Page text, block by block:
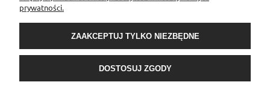
O NAS
Sklep Elementownia |Al. Niepodległości 76/78, 02-626 Warszawa, woj.
prywatności.
ZAAKCEPTUJ TYLKO NIEZBĘDNE
DOSTOSUJ ZGODY